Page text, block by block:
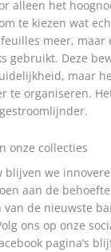
alleen het
te kiezen wat
meer, maar
gebruikt. Deze
maar
te organiseren.
onze collecties
blijven we
aan de
de nieuwste
ons op onze
pagina’s